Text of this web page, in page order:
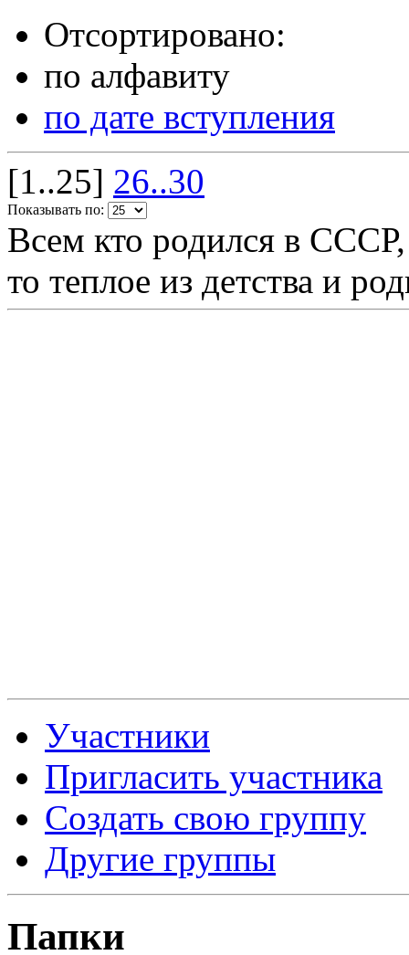
Отсортировано:
по алфавиту
по дате вступления
[1..25] 26..30
Показывать по:
Всем кто родился в
то теплое из детства и
Участники
Пригласить участника
Создать свою группу
Другие группы
Папки